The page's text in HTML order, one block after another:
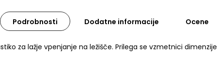
Podrobnosti
za lažje vpenjanje na ležišče. Prilega se vzmetnici dimenzije
Dodatne informacije Ocene